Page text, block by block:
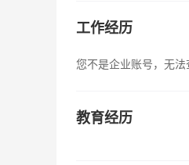
工作经历
您不是企业账号，无法
教育经历